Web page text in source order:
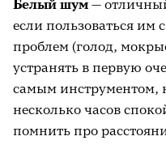
мамино «ш-ш-ш-
но быстро
укачивание на
белым шумом).
Белый шум —
если пользоваться им
проблем (голод,
устранять в первую
самым инструментом,
несколько часов
помнить про